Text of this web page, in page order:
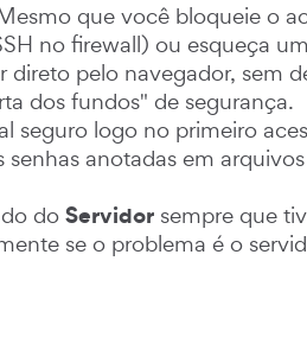
que você bloqueie o
no firewall) ou esqueça
pelo navegador, sem
dos fundos" de segurança.
seguro logo no primeiro
anotadas em
do Servidor sempre que
se o problema é o